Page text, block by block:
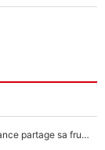
Mis de côté par Fabien Galthié, un joueur du XV de France partage sa frustration : «ils ne me l’ont pas dit tout de suite»